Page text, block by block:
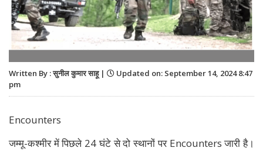
Written By : सुनील कुमार साहू |
Updated on: September 14, 2024 8:47
pm
Encounters
जम्मू-कश्मीर में पिछले 24 घंटे से दो स्थानों पर Encounters जारी है।